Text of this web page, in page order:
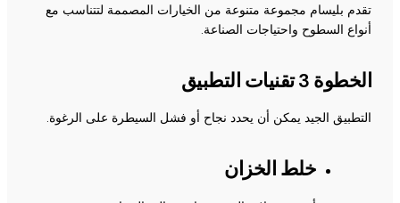
تقدم بليسام مجموعة متنوعة من الخيارات المصممة لتتناسب مع
أنواع السطوح واحتياجات الصناعة.
الخطوة 3 تقنيات التطبيق
التطبيق الجيد يمكن أن يحدد نجاح أو فشل السيطرة على الرغوة.
خلط الخزان